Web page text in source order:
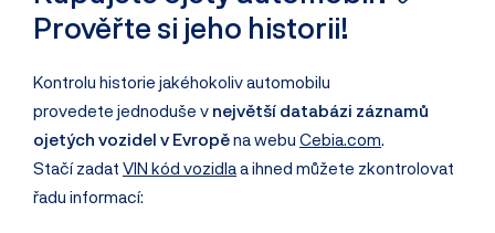
Prověřte si jeho historii!
Kontrolu historie jakéhokoliv automobilu
provedete jednoduše v největší databázi záznamů
ojetých vozidel v Evropěna webu Cebia.com
Stačí zadat VIN kód vozidla a ihned můžete zkontrolovat
řadu informací: